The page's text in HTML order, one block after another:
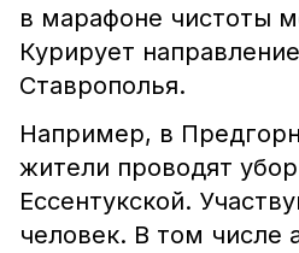
в марафоне чистоты
Курирует
Ставрополья.
Например, в
жители проводят
Ессентукской.
человек. В том числе